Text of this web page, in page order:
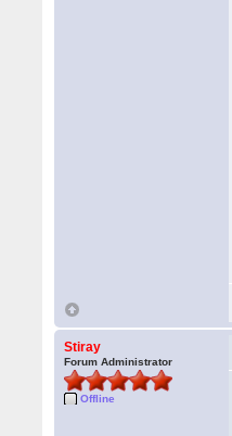
Stiray
Forum Administrator
Offline